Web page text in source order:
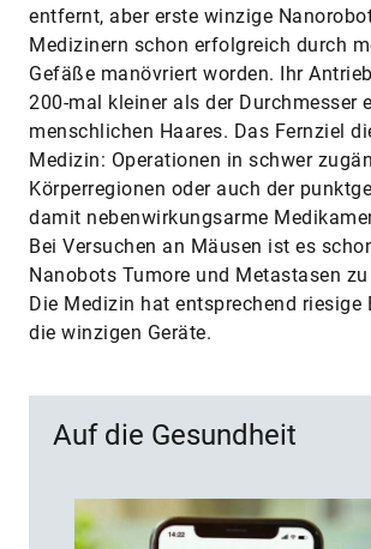
entfernt, aber erste winzige
Medizinern schon erfolgreich durch
Gefäße manövriert worden. Ihr
200-mal kleiner als der Durchmesser
menschlichen Haares. Das Fernziel
Medizin: Operationen in schwer
Körperregionen oder auch der
damit nebenwirkungsarme
Bei Versuchen an Mäusen ist es
Nanobots Tumore und Metastasen
Die Medizin hat entsprechend riesige
die winzigen Geräte.
Auf die Gesundheit